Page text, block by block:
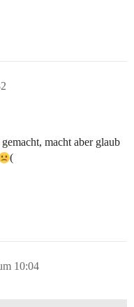
macht aber glaub
(
10:04